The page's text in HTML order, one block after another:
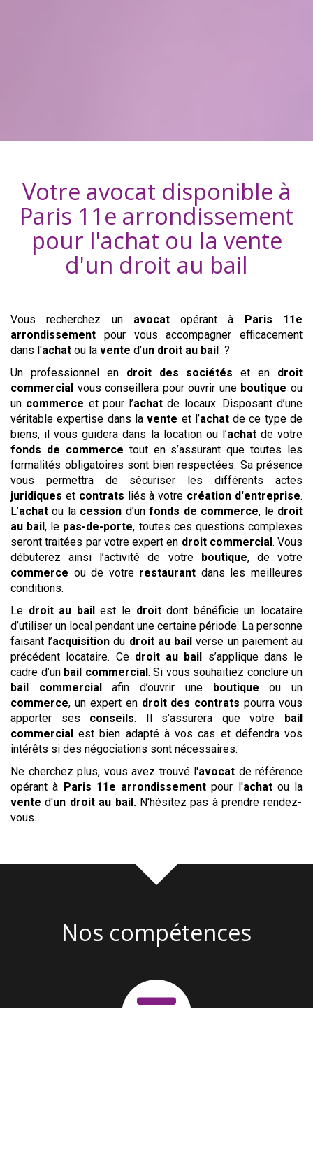
Votre avocat disponible à
Paris 11e arrondissement
pour l'achat ou la vente
d'un droit au bail
Vous recherchez un avocatopérant à Paris 11e
arrondissement
pour vous accompagner efficacement
dans l'achat ou la vente d'un droit au bail ?
Un professionnel en droit des sociétés et en droit
commercial vous conseillera pour ouvrir une boutique ou
un commerce et pour l’achat de locaux. Disposant d’une
véritable expertise dans lavente et l’achatde ce type de
biens, il vous guidera dans la location ou l’achatde votre
fonds de commerce tout en s’assurant que toutes les
formalités obligatoires sont bien respectées. Sa présence
vous permettra de sécuriser les différents actes
juridiques et contrats liés à votre création d'entreprise.
L’achat ou la cession d’unfonds de commerce, le droit
au bail, le pas-de-porte, toutes ces questions complexes
seront traitées par votre expert en droit commercial. Vous
débuterez ainsi l’activité de votre boutique, de votre
commerce ou de votre restaurant dans les meilleures
conditions.
Le droit au bailest le droitdont bénéficie un locataire
d’utiliser un local pendant une certaine période. La personne
faisant l’acquisition du droit au bail verse un paiement au
précédent locataire. Ce droit au bail s’applique dans le
cadre d’un bail commercial. Si vous souhaitiez conclure un
bail commercialafin d’ouvrir une boutique ou un
commerce, un expert en droit des contrats pourra vous
apporter ses conseils. Il s’assurera que votre bail
commercial est bien adapté à vos cas et défendra vos
intérêts si des négociations sont nécessaires.
Ne cherchez plus, vous avez trouvé l'avocat de référence
opérant à Paris 11e arrondissement pour l'achatou la
vente d'un droit au bail. N'hésitez pas à prendre rendez-
vous.
Nos compétences